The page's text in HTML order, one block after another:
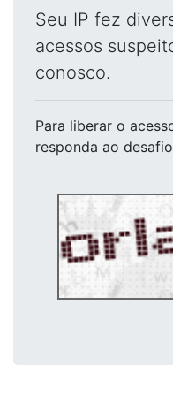
Seu IP fez
acessos
conosco.
Para liberar o
responda ao